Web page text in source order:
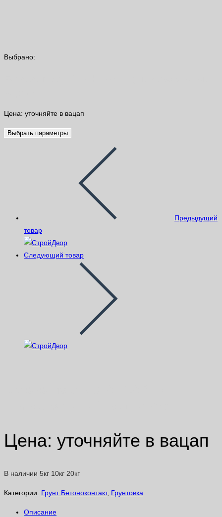
Выбрано:
Цена: уточняйте в вацап
Выбрать параметры
Предыдущий
товар
Следующий товар
Цена: уточняйте в вацап
В наличии 5кг 10кг 20кг
Категории: Грунт Бетоноконтакт, Грунтовка
Описание